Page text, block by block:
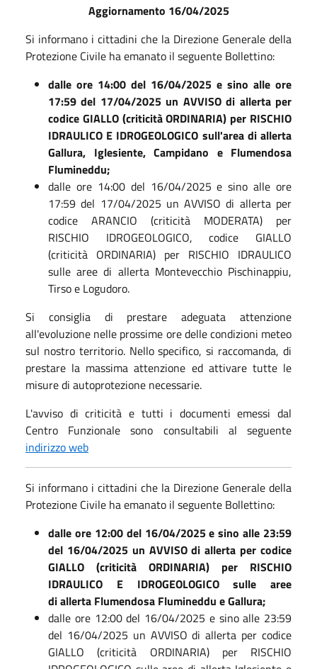
Aggiornamento 16/04/2025
Si informano i cittadini che la Direzione Generale della
Protezione Civile ha emanato il seguente Bollettino:
dalle ore 14:00 del 16/04/2025 e sino alle ore
17:59 del 17/04/2025 un AVVISO di allerta per
codice GIALLO (criticità ORDINARIA) per RISCHIO
IDRAULICO E IDROGEOLOGICO sull'area di allerta
Gallura, Iglesiente, Campidano e Flumendosa
Flumineddu;
dalle ore 14:00 del 16/04/2025 e sino alle ore
17:59 del 17/04/2025 un AVVISO di allerta per
codice ARANCIO (criticità MODERATA) per
RISCHIO IDROGEOLOGICO, codice GIALLO
(criticità ORDINARIA) per RISCHIO IDRAULICO
sulle aree di allerta Montevecchio Pischinappiu,
Tirso e Logudoro.
Si consiglia di prestare adeguata attenzione
all'evoluzione nelle prossime ore delle condizioni meteo
sul nostro territorio. Nello specifico, si raccomanda, di
prestare la massima attenzione ed attivare tutte le
misure di autoprotezione necessarie.
L'avviso di criticità e tutti i documenti emessi dal
Centro Funzionale sono consultabili al seguente
indirizzo web
Si informano i cittadini che la Direzione Generale della
Protezione Civile ha emanato il seguente Bollettino:
dalle ore 12:00 del 16/04/2025 e sino alle 23:59
del 16/04/2025 un AVVISO di allerta per codice
GIALLO (criticità ORDINARIA) per RISCHIO
IDRAULICO E IDROGEOLOGICO sulle aree
di allerta Flumendosa Flumineddu e Gallura;
dalle ore 12:00 del 16/04/2025 e sino alle 23:59
del 16/04/2025 un AVVISO di allerta per codice
GIALLO (criticità ORDINARIA) per RISCHIO